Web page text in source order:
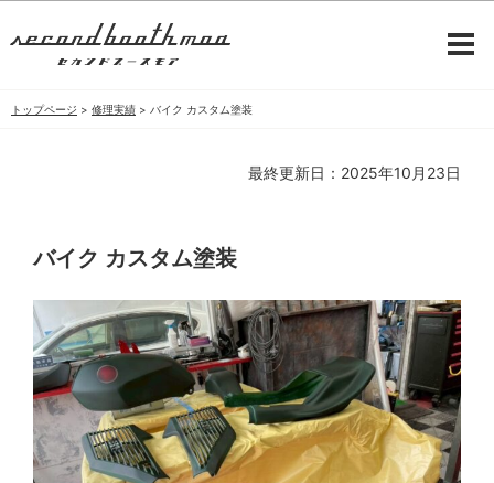
トップページ > 修理実績 > バイク カスタム塗装
最終更新日：2025年10月23日
バイク カスタム塗装